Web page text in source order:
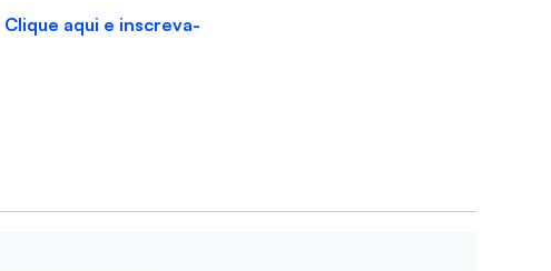
Clique aqui e inscreva-